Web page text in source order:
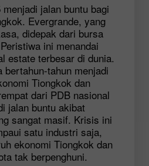
jalan buntu bagi
Evergrande, yang
didepak dari bursa
ini menandai
estate terbesar di dunia.
bertahun-tahun menjadi
Tiongkok dan
dari PDB nasional
jalan buntu akibat
sangat masif. Krisis ini
satu industri saja,
ekonomi Tiongkok dan
tak berpenghuni.